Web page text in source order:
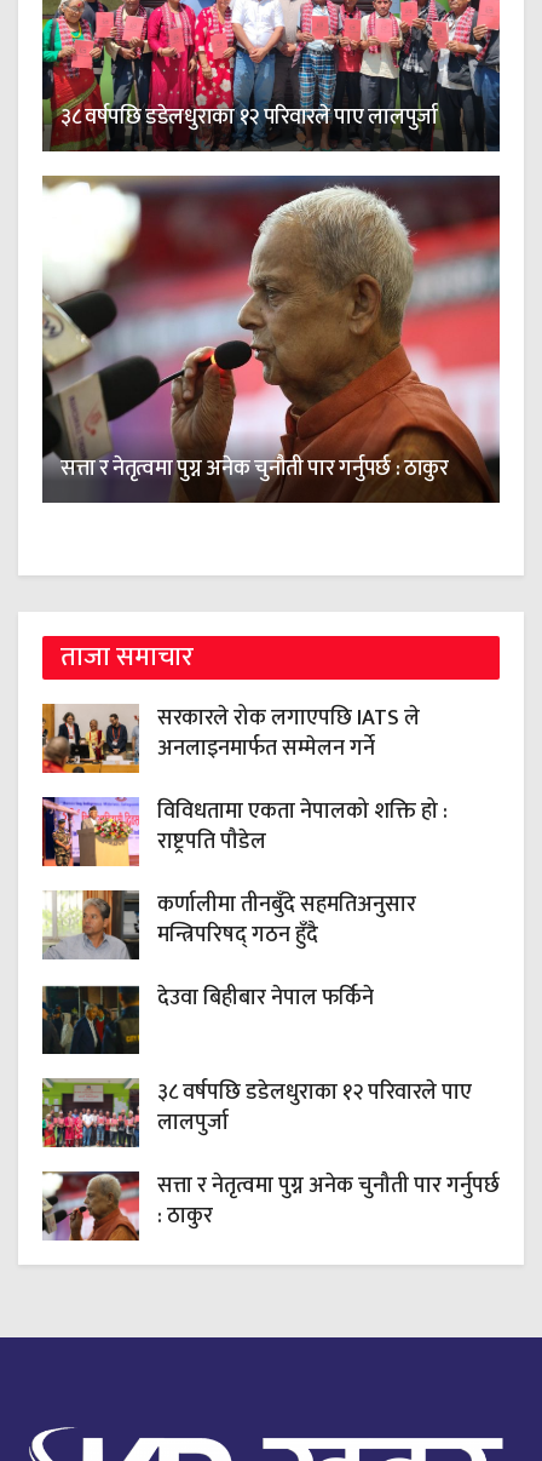
३८ वर्षपछि डडेलधुराका १२ परिवारले पाए लालपुर्जा
सत्ता र नेतृत्वमा पुग्न अनेक चुनौती पार गर्नुपर्छ : ठाकुर
ताजा समाचार
सरकारले रोक लगाएपछि IATS ले
अनलाइनमार्फत सम्मेलन गर्ने
विविधतामा एकता नेपालको शक्ति हो :
राष्ट्रपति पौडेल
कर्णालीमा तीनबुँदे सहमतिअनुसार
मन्त्रिपरिषद् गठन हुँदै
देउवा बिहीबार नेपाल फर्किने
३८ वर्षपछि डडेलधुराका १२ परिवारले पाए
लालपुर्जा
सत्ता र नेतृत्वमा पुग्न अनेक चुनौती पार गर्नुपर्छ
: ठाकुर